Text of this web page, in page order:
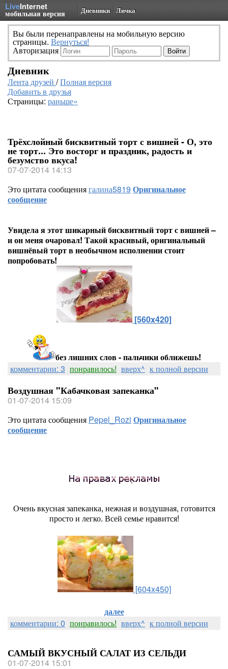
LiveInternet
мобильная версия Дневники Личка
Вы были перенаправлены на мобильную версию
страницы. Вернуться!
Авторизация
Дневник
Лента друзей /Полная версия
Добавить в друзья
Страницы: раньше»
Трёхслойный бисквитный торт с вишней - О, это
не торт... Это восторг и праздник, радость и
безумство вкуса!
07-07-2014 14:13
Это цитата сообщениягалина5819 Оригинальное
сообщение
Увидела я этот шикарный бисквитный торт с вишней –
и он меня очаровал! Такой красивый, оригинальный
вишнёвый торт в необычном исполнении стоит
попробовать!
[560x420]
без лишних слов - пальчики оближешь!
комментарии: 3 понравилось! вверх^ к полной версии
Воздушная "Кабачковая запеканка"
01-07-2014 15:09
Это цитата сообщения Pepel_Rozi Оригинальное
сообщение
Очень вкусная запеканка, нежная и воздушная, готовится
просто и легко. Всей семье нравится!
[604x450]
далее
комментарии: 0 понравилось! вверх^ к полной версии
САМЫЙ ВКУСНЫЙ САЛАТ ИЗ СЕЛЬДИ
01-07-2014 15:01